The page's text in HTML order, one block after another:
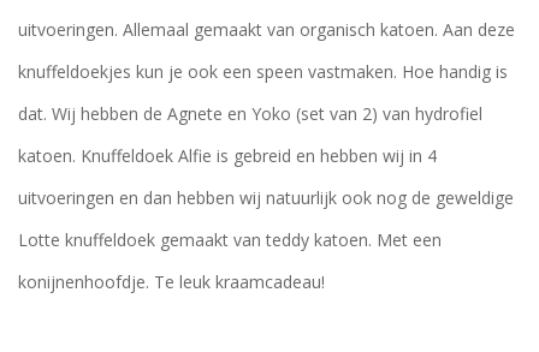
uitvoeringen. Allemaal gemaakt van organisch katoen. Aan deze
knuffeldoekjes kun je ook een speen vastmaken. Hoe handig is
dat. Wij hebben de Agnete en Yoko (set van 2) van hydrofiel
katoen. Knuffeldoek Alfie is gebreid en hebben wij in 4
uitvoeringen en dan hebben wij natuurlijk ook nog de geweldige
Lotte knuffeldoek gemaakt van teddy katoen. Met een
konijnenhoofdje. Te leuk kraamcadeau!